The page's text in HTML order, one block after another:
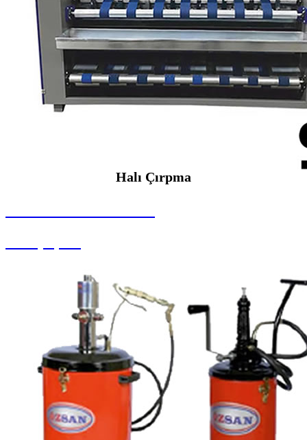
Halı Çırpma